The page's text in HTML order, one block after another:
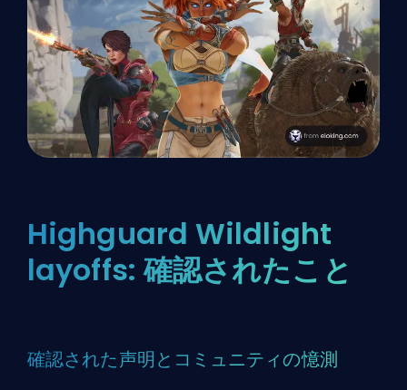
Highguard Wildlight
layoffs: 確認されたこと
確認された声明とコミュニティの憶測